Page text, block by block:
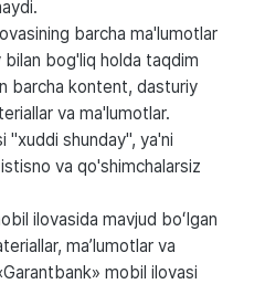
barcha ma'lumotlar
bog'liq holda taqdim
barcha kontent, dasturiy
va ma'lumotlar.
"xuddi shunday", ya'ni
va qo'shimchalarsiz
ilovasida mavjud boʻlgan
maʼlumotlar va
mobil ilovasi